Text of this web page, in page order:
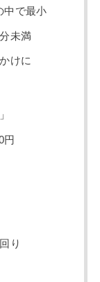
中で最小
未満
けに
円
り